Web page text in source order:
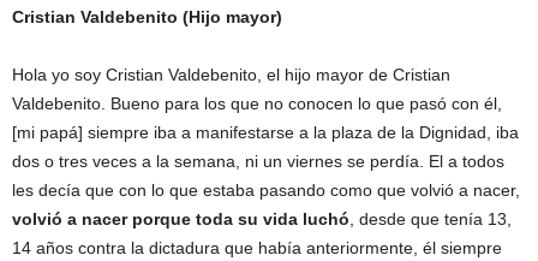
Cristian Valdebenito (Hijo mayor)
Hola yo soy Cristian Valdebenito, el hijo mayor de Cristian
Valdebenito. Bueno para los que no conocen lo que pasó con él,
[mi papá] siempre iba a manifestarse a la plaza de la Dignidad, iba
dos o tres veces a la semana, ni un viernes se perdía. El a todos
les decía que con lo que estaba pasando como que volvió a nacer,
volvió a nacer porque toda su vida luchó , desde que tenía 13,
14 años contra la dictadura que había anteriormente, él siempre